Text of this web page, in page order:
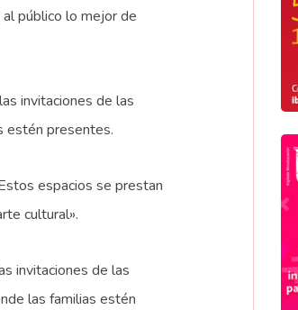
público lo mejor de
invitaciones de las
estén presentes.
espacios se prestan
cultural».
invitaciones de las
las familias estén